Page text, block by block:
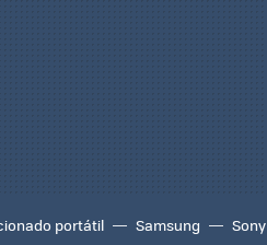
portátil Samsung Sony